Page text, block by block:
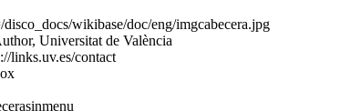
wikibase/doc/eng/imgcabecera.jpg
Universitat de València
links.uv.es/contact